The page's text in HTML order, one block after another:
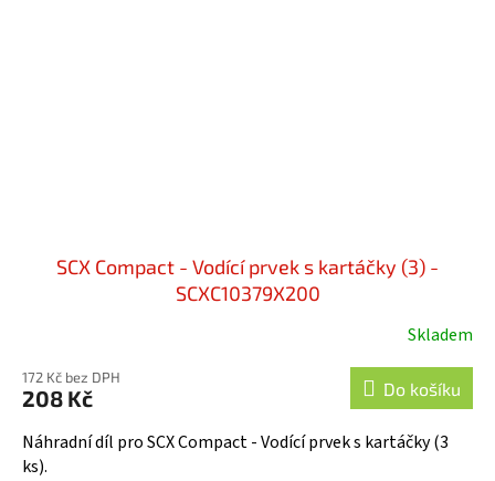
SCX Compact - Vodící prvek s kartáčky (3) -
SCXC10379X200
Skladem
172 Kč bez DPH
208 Kč Do košíku
Náhradní díl pro SCX Compact - Vodící prvek s kartáčky (3
ks).